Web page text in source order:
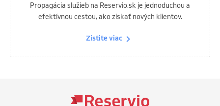
Propagácia služieb na Reservio.sk je jednoduchou a
efektívnou cestou, ako získať nových klientov.
Zistite viac